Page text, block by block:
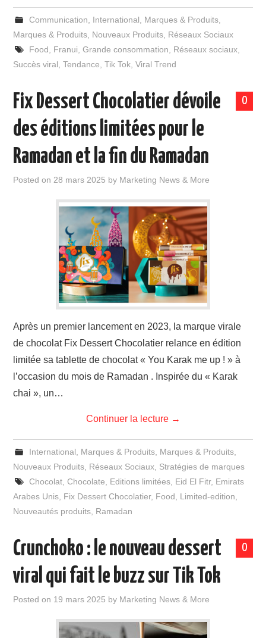
Communication International Marques & Produits,
Marques & Produits Nouveaux Produits Réseaux Sociaux
Food
Franui Grande consommation Réseaux sociaux,
Succès viral ,Tendance ,Tik Tok ,Viral Trend
0
Fix Dessert Chocolatier dévoile
des éditions limitées pour le
Ramadan et la fin du Ramadan
Posted on 28 mars 2025 by Marketing News & More
Après un premier lancement en 2023, la marque virale
de chocolat Fix Dessert Chocolatier relance en édition
limitée sa tablette de chocolat « You Karak me up ! » à
l’occasion du mois de Ramadan . Inspirée du « Karak
chai », un…
Continuer la lecture →
International Marques & Produits, Marques & Produits,
Nouveaux Produits Réseaux Sociaux Stratégies de marques
Chocolat, Chocolate Editions limitées, Eid El Fitr, Emirats
Arabes Unis Fix Dessert Chocolatier, Food Limited-edition
Nouveautés produits Ramadan
0
Crunchoko : le nouveau dessert
viral qui fait le buzz sur Tik Tok
Posted on 19 mars 2025 by Marketing News & More